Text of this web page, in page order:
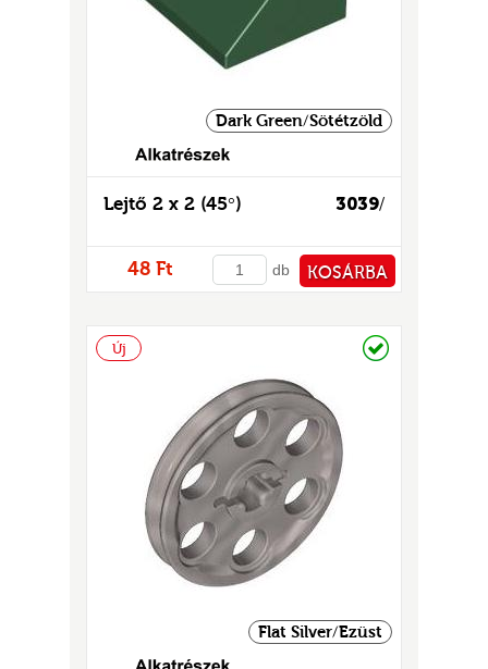
Dark Green/Sötétzöld
3039/
Lejtő 2 x 2 (45°)
48 Ft db KOSÁRBA
Új
Flat Silver/Ezüst